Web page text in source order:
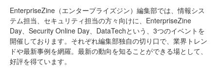
EnterpriseZine（エンタープライズジン）編集部では、情報シス
テム担当、セキュリティ担当の方々向けに、EnterpriseZine
Day、Security Online Day、DataTechという、3つのイベントを
開催しております。それぞれ編集部独自の切り口で、業界トレン
ドや最新事例を網羅。最新の動向を知ることができる場として、
好評を得ています。